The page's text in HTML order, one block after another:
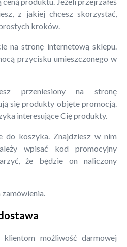
z jakiej chcesz skorzystać,
kroków.
na stronę internetową sklepu.
przycisku umieszczonego w
przeniesiony na stronę
się produkty objęte promocją.
interesujące Cię produkty.
do koszyka. Znajdziesz w nim
wpisać kod promocyjny
że będzie on naliczony
możliwość darmowej